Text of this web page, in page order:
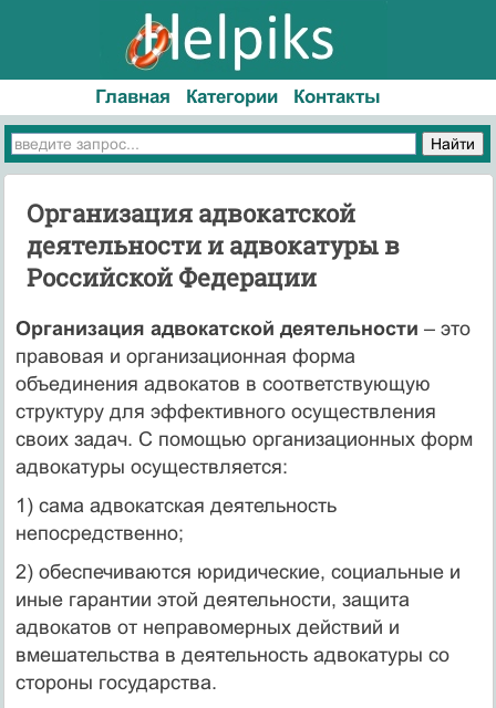
Главная Категории Контакты
Организация адвокатской
деятельности и адвокатуры в
Российской Федерации
Организация адвокатской деятельности – это
правовая и организационная форма
объединения адвокатов в соответствующую
структуру для эффективного осуществления
своих задач. С помощью организационных форм
адвокатуры осуществляется:
1) сама адвокатская деятельность
непосредственно;
2) обеспечиваются юридические, социальные и
иные гарантии этой деятельности, защита
адвокатов от неправомерных действий и
вмешательства в деятельность адвокатуры со
стороны государства.